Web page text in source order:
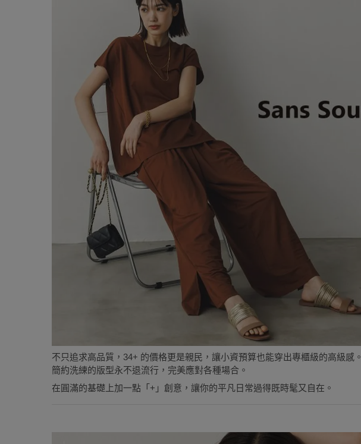
不只追求高品質，34+ 的價格更是親民，讓小資預算也能穿出專櫃級的高級感。
簡約洗練的版型永不退流行，完美應對各種場合。
在圓滿的基礎上加一點「+」創意，讓你的平凡日常過得既時髦又自在。